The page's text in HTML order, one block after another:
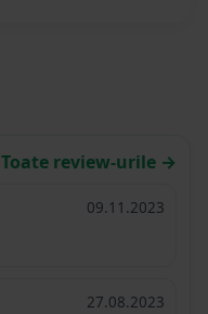
Toate review-urile →
09.11.2023
27.08.2023